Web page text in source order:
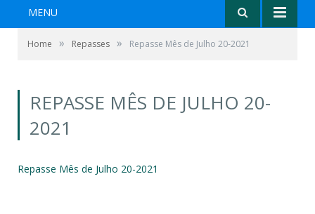
MENU
Home » Repasses » Repasse Mês de Julho 20-2021
REPASSE MÊS DE JULHO 20-
2021
Repasse Mês de Julho 20-2021